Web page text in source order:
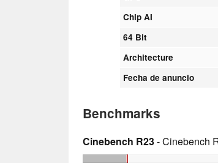
Chip AI
64 Bit
Architecture
Fecha de anuncio
Benchmarks
Cinebench R23- Cinebench